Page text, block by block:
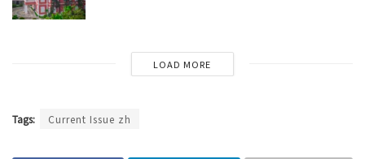
LOAD MORE
Tags: Current Issue zh